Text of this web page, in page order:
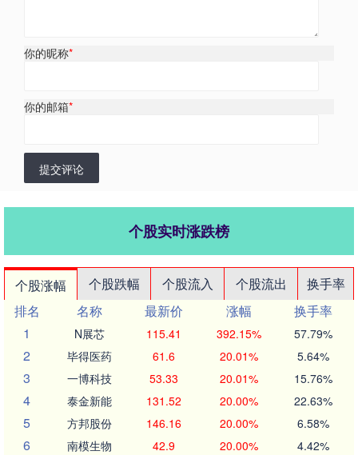
你的昵称*
你的邮箱*
提交评论
个股实时涨跌榜
个股涨幅 个股跌幅 个股流入 个股流出
换手率
排名
名称 最新价 涨幅
换手率
1
N展芯 115.41 392.15% 57.79%
2 毕得医药 61.6 20.01% 5.64%
3 一博科技 53.33 20.01% 15.76%
4 泰金新能 131.52 20.00% 22.63%
5 方邦股份 146.16 20.00% 6.58%
6 南模生物 42.9 20.00% 4.42%